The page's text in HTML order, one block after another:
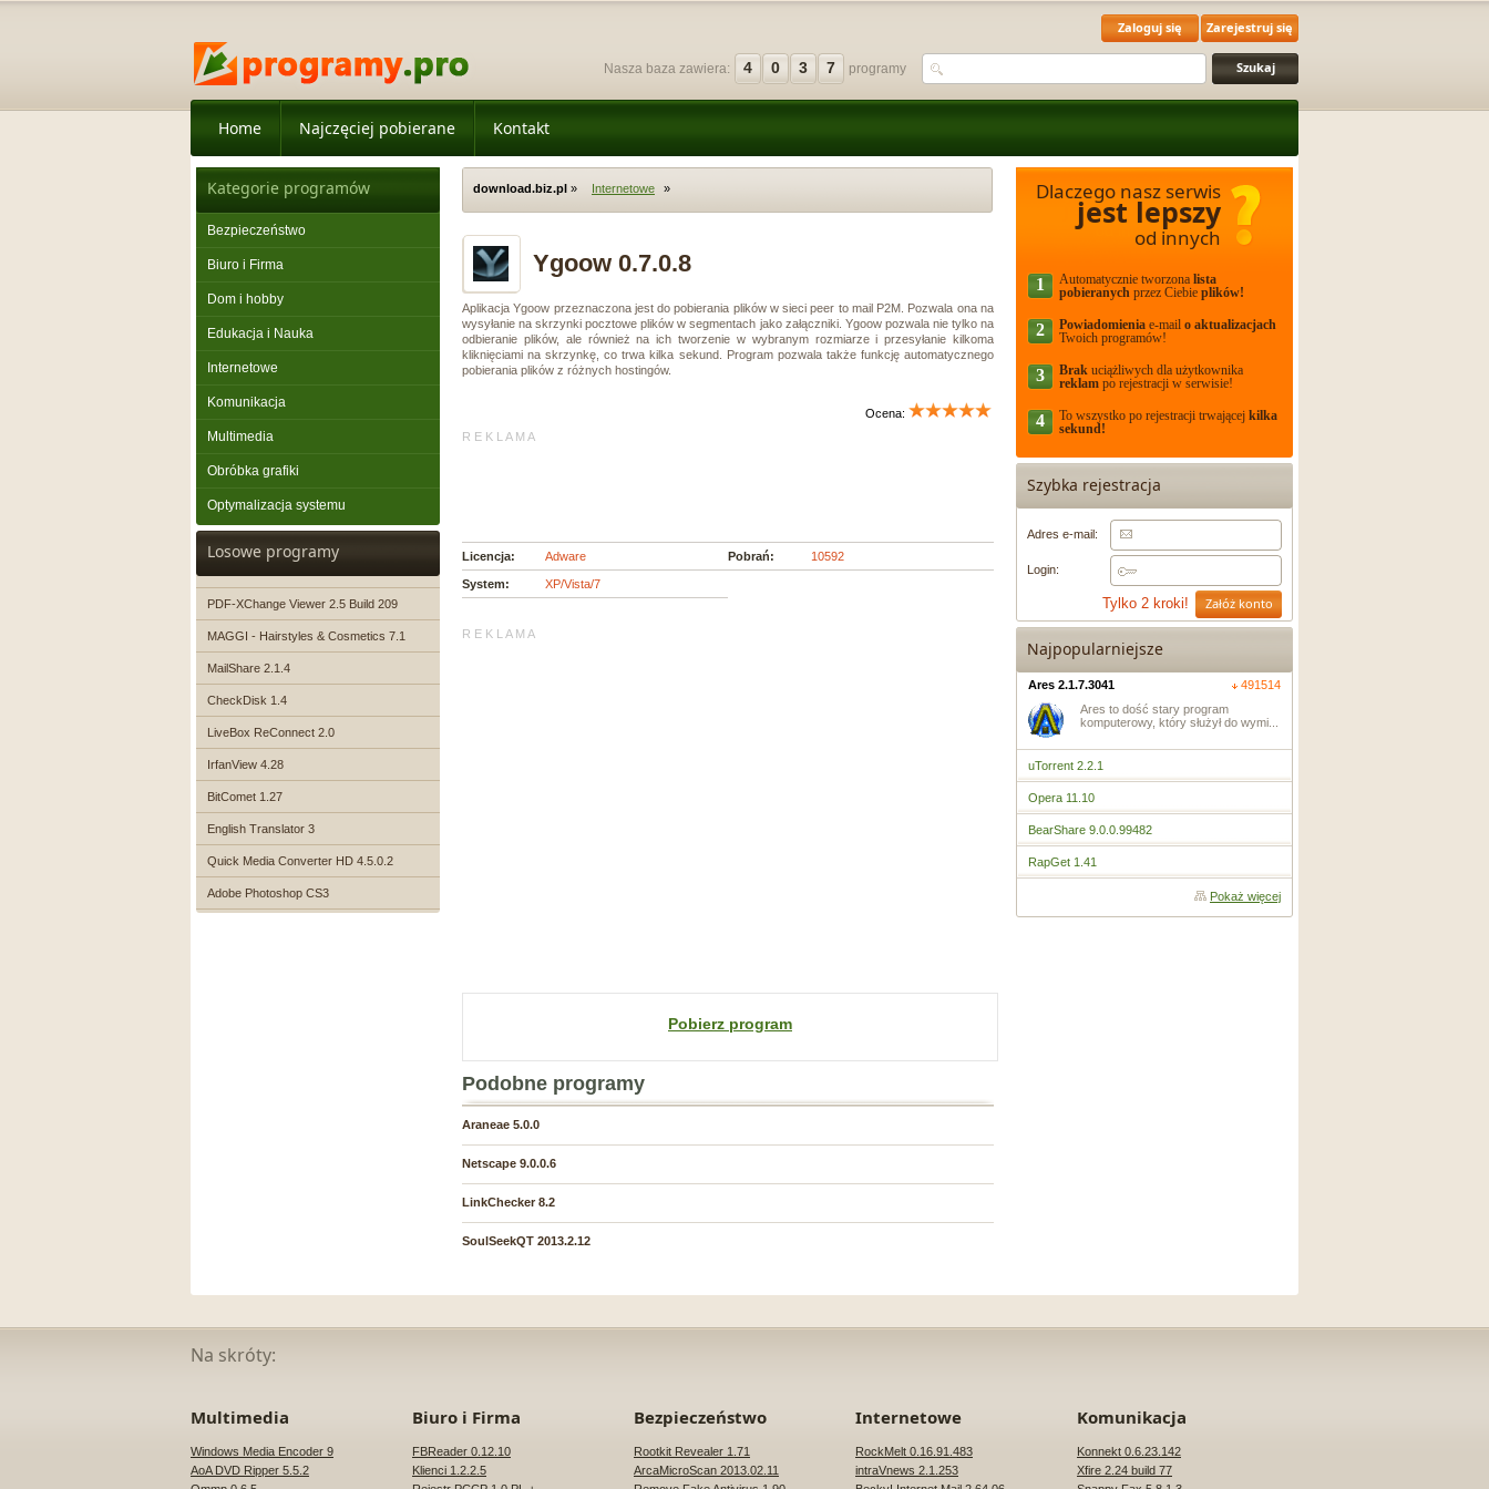
Zaloguj się Zarejestruj się
Nasza baza zawiera: 4 0 3 7 programy
Home Najczęciej pobierane Kontakt
Kategorie programów
Bezpieczeństwo
Biuro i Firma
Dom i hobby
Edukacja i Nauka
Internetowe
Komunikacja
Multimedia
Obróbka grafiki
Optymalizacja systemu
Losowe programy
PDF-XChange Viewer 2.5 Build 209
MAGGI - Hairstyles & Cosmetics 7.1
MailShare 2.1.4
CheckDisk 1.4
LiveBox ReConnect 2.0
IrfanView 4.28
BitComet 1.27
English Translator 3
Quick Media Converter HD 4.5.0.2
Adobe Photoshop CS3
download.biz.pl » Internetowe »
Ygoow 0.7.0.8
Aplikacja Ygoow przeznaczona jest do pobierania plików w sieci peer to mail P2M. Pozwala ona na
wysyłanie na skrzynki pocztowe plików w segmentach jako załączniki. Ygoow pozwala nie tylko na
odbieranie plików, ale również na ich tworzenie w wybranym rozmiarze i przesyłanie kilkoma
kliknięciami na skrzynkę, co trwa kilka sekund. Program pozwala także funkcję automatycznego
pobierania plików z różnych hostingów.
Ocena:
R E K L A M A
Licencja: Adware Pobrań: 10592
System: XP/Vista/7
R E K L A M A
Pobierz program
Podobne programy
Araneae 5.0.0
Netscape 9.0.0.6
LinkChecker 8.2
SoulSeekQT 2013.2.12
Dlaczego nasz serwis
jest lepszy
od innych
1 Automatycznie tworzona lista
pobieranych przez Ciebie plików!
2 Powiadomienia e-mail o aktualizacjach
Twoich programów!
3 Brak uciążliwych dla użytkownika
reklam po rejestracji w serwisie!
4 To wszystko po rejestracji trwającej kilka
sekund!
Szybka rejestracja
Adres e-mail:
Login:
Załóż konto
Tylko 2 kroki!
Najpopularniejsze
Ares 2.1.7.3041
491514
Ares to dość stary program
komputerowy, który służył do wymi...
uTorrent 2.2.1
Opera 11.10
BearShare 9.0.0.99482
RapGet 1.41
Pokaż więcej
Na skróty:
Multimedia
Windows Media Encoder 9
AoA DVD Ripper 5.5.2
Biuro i Firma
FBReader 0.12.10
Klienci 1.2.2.5
Bezpieczeństwo
Rootkit Revealer 1.71
ArcaMicroScan 2013.02.11
Internetowe
RockMelt 0.16.91.483
intraVnews 2.1.253
Komunikacja
Konnekt 0.6.23.142
Xfire 2.24 build 77